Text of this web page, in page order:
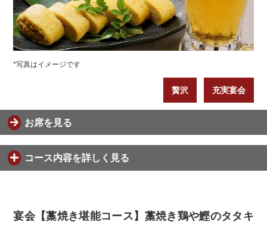
*写真はイメージです
贅沢 充実宴会
お席を見る
コース内容を詳しく見る
宴会【藁焼き堪能コース】藁焼き鶏や鰹のタタキ